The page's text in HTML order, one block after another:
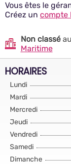
Vous êtes le
Créez un compte
Non classé
Maritime
HORAIRES
Lundi
Mardi
Mercredi
Jeudi
Vendredi
Samedi
Dimanche